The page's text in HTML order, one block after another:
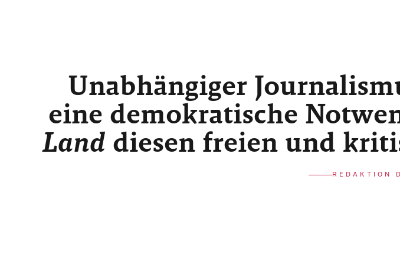
Unabhängiger
eine demokratische
Land diesen freien und
REDAKTION